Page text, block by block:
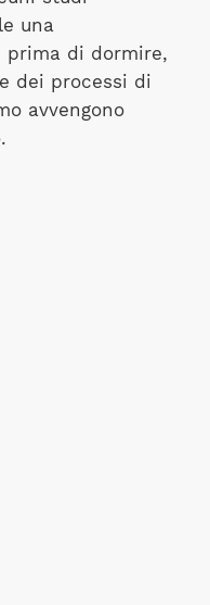
una
prima di dormire,
dei processi di
avvengono